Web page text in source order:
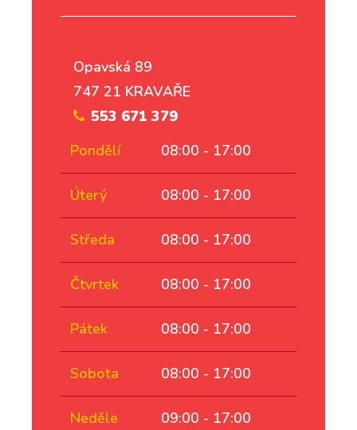
Opavská 89
747 21 KRAVAŘE
553 671 379
Pondělí
08:00 - 17:00
Úterý 08:00 - 17:00
Středa 08:00 - 17:00
Čtvrtek 08:00 - 17:00
Pátek 08:00 - 17:00
Sobota 08:00 - 17:00
Neděle 09:00 - 17:00